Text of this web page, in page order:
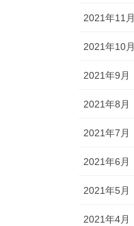
2021年11月
2021年10月
2021年9月
2021年8月
2021年7月
2021年6月
2021年5月
2021年4月